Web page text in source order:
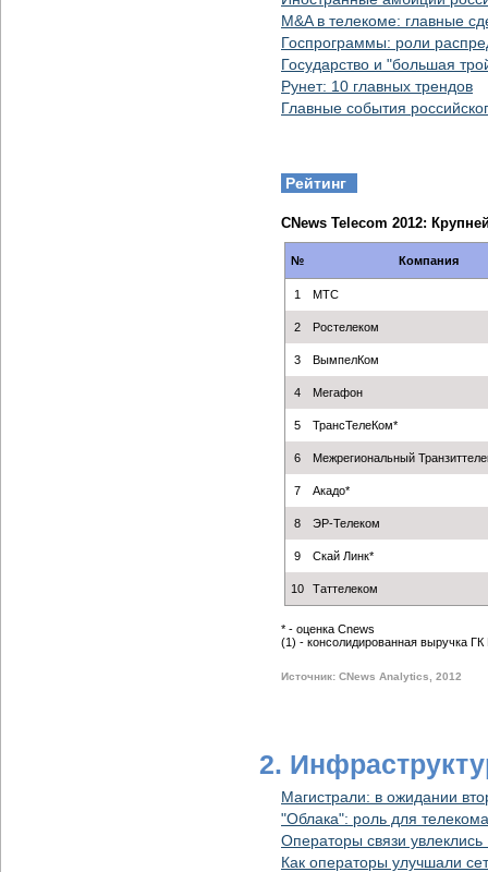
M&A в телекоме: главные
Госпрограммы: роли
Государство и "большая
Рунет: 10 главных трендов
Главные события
Рейтинг
CNews Telecom 2012:
№ Компания
1 МТС
2 Ростелеком
3 ВымпелКом
4 Мегафон
5 ТрансТелеКом*
6 Межрегиональный
7 Акадо*
8 ЭР-Телеком
9 Скай Линк*
10 Таттелеком
* - оценка Cnews
(1) - консолидированная выручка
Источник: CNews Analytics, 2012
2.
Магистрали: в ожидании
"Облака": роль для телекома
Операторы связи
Как операторы улучшали